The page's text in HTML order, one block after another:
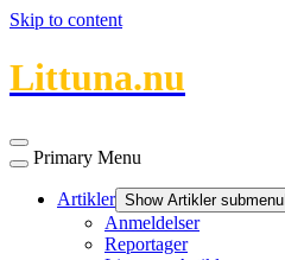
Skip to content
Littuna.nu
Primary Menu
Artikler Show Artikler submenu
Anmeldelser
Reportager